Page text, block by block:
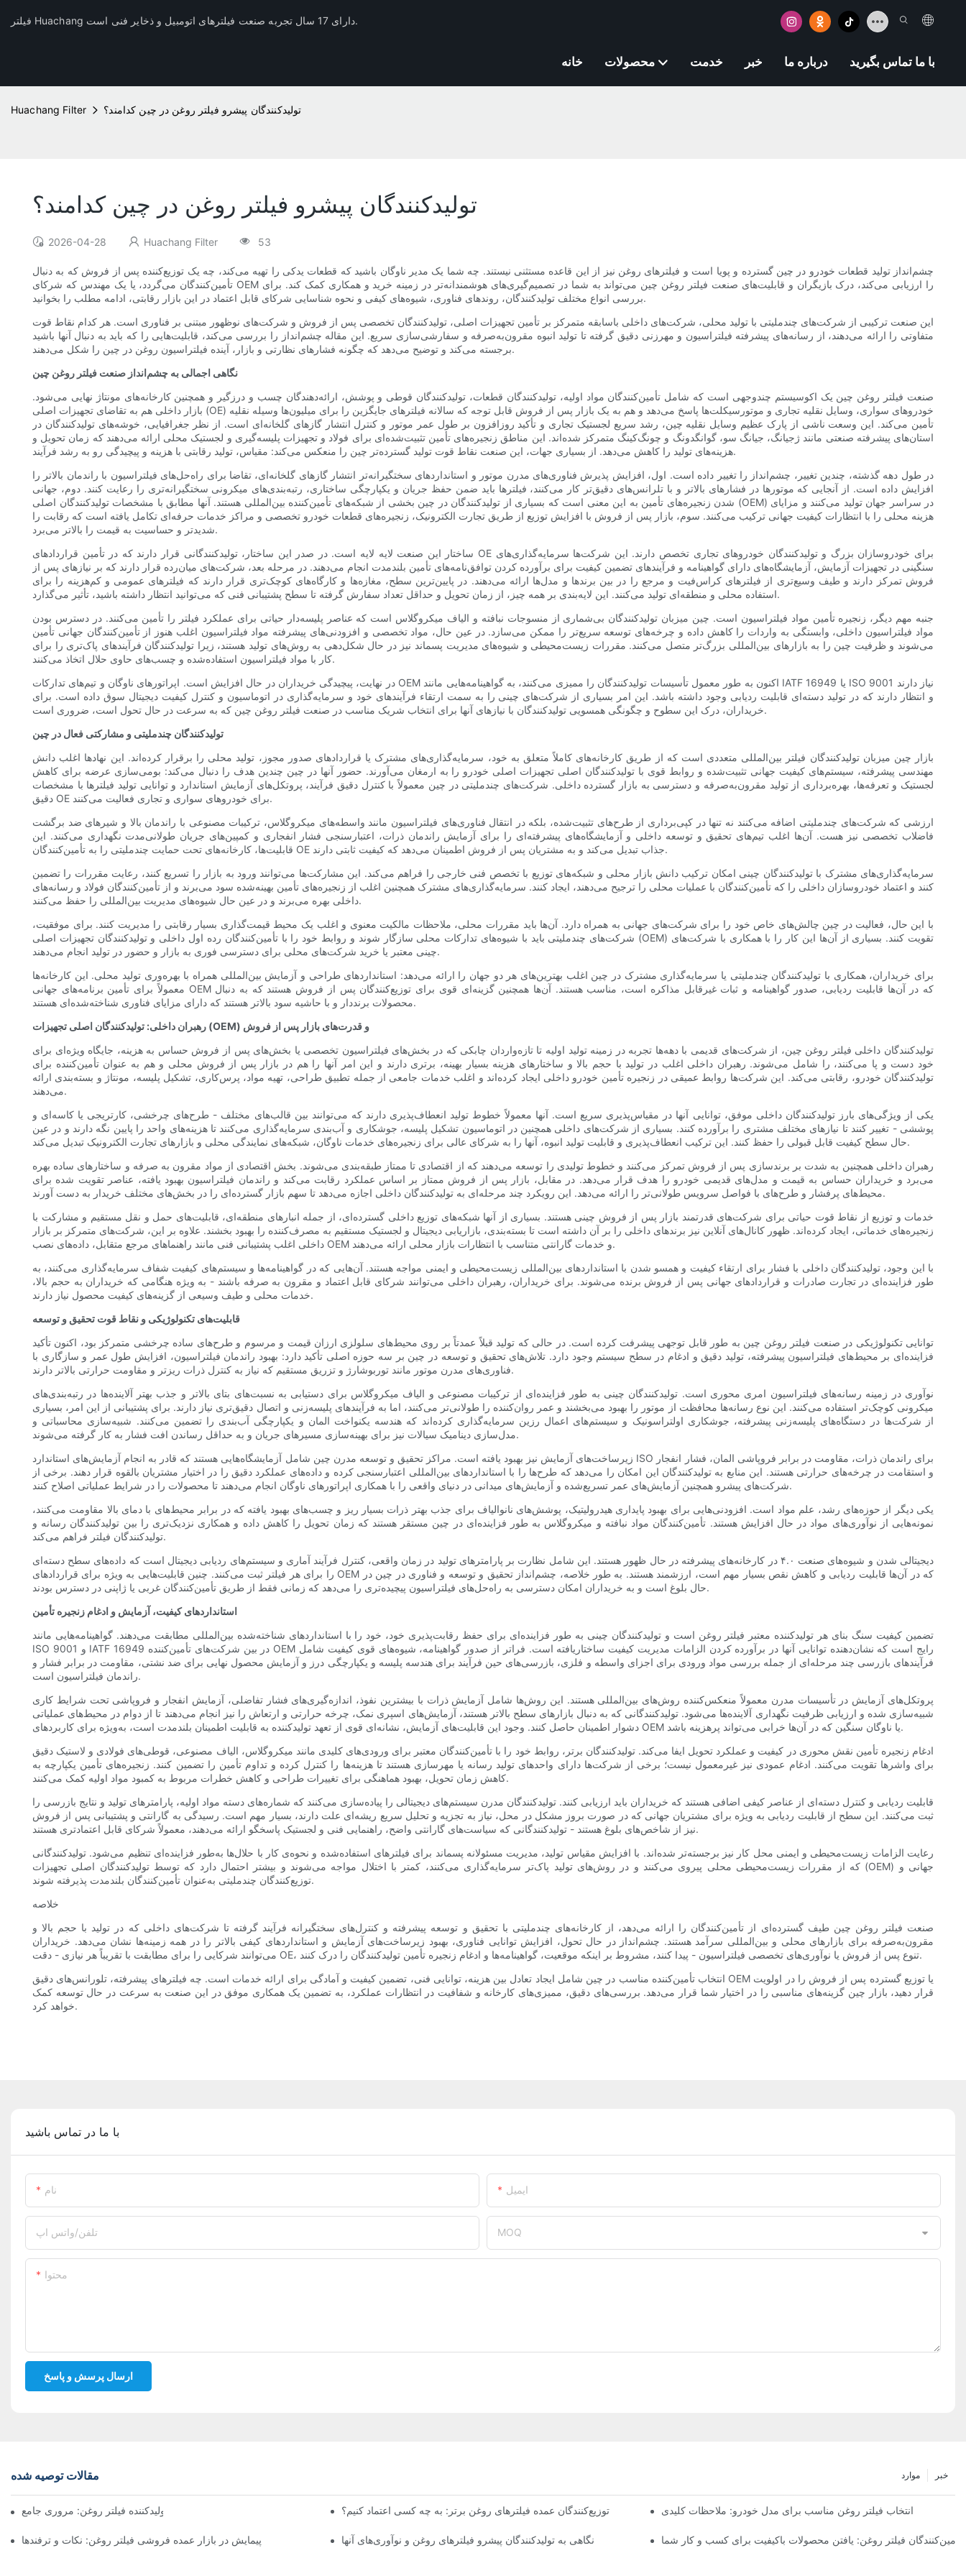
فیلتر Huachang دارای 17 سال تجربه صنعت فیلترهای اتومبیل و ذخایر فنی است.
خانه محصولات خدمت خبر درباره ما با ما تماس بگیرید
Huachang Filter تولیدکنندگان پیشرو فیلتر روغن در چین کدامند؟
تولیدکنندگان پیشرو فیلتر روغن در چین کدامند؟
2026-04-28 Huachang Filter 53
چشم‌انداز تولید قطعات خودرو در چین گسترده و پویا است و فیلترهای روغن نیز از این قاعده مستثنی نیستند. چه شما یک مدیر ناوگان باشید که قطعات یدکی را تهیه می‌کند، چه یک توزیع‌کننده پس از فروش که به دنبال
تأمین‌کنندگان می‌گردد، یا یک مهندس که شرکای OEM را ارزیابی می‌کند، درک بازیگران و قابلیت‌های صنعت فیلتر روغن چین می‌تواند به شما در تصمیم‌گیری‌های هوشمندانه‌تر در زمینه خرید و همکاری کمک کند. برای
بررسی انواع مختلف تولیدکنندگان، روندهای فناوری، شیوه‌های کیفی و نحوه شناسایی شرکای قابل اعتماد در این بازار رقابتی، ادامه مطلب را بخوانید.
این صنعت ترکیبی از شرکت‌های چندملیتی با تولید محلی، شرکت‌های داخلی باسابقه متمرکز بر تأمین تجهیزات اصلی، تولیدکنندگان تخصصی پس از فروش و شرکت‌های نوظهور مبتنی بر فناوری است. هر کدام نقاط قوت
متفاوتی را ارائه می‌دهند، از رسانه‌های پیشرفته فیلتراسیون و مهرزنی دقیق گرفته تا تولید انبوه مقرون‌به‌صرفه و سفارشی‌سازی سریع. این مقاله چشم‌انداز را بررسی می‌کند، قابلیت‌هایی را که باید به دنبال آنها باشید
برجسته می‌کند و توضیح می‌دهد که چگونه فشارهای نظارتی و بازار، آینده فیلتراسیون روغن در چین را شکل می‌دهند.
نگاهی اجمالی به چشم‌انداز صنعت فیلتر روغن چین
صنعت فیلتر روغن چین یک اکوسیستم چندوجهی است که شامل تأمین‌کنندگان مواد اولیه، تولیدکنندگان قطعات، تولیدکنندگان قوطی و پوشش، ارائه‌دهندگان چسب و درزگیر و همچنین کارخانه‌های مونتاژ نهایی می‌شود.
بازار داخلی هم به تقاضای تجهیزات اصلی (OE) خودروهای سواری، وسایل نقلیه تجاری و موتورسیکلت‌ها پاسخ می‌دهد و هم به یک بازار پس از فروش قابل توجه که سالانه فیلترهای جایگزین را برای میلیون‌ها وسیله نقلیه
تأمین می‌کند. این وسعت ناشی از پارک عظیم وسایل نقلیه چین، رشد سریع لجستیک تجاری و تأکید روزافزون بر طول عمر موتور و کنترل انتشار گازهای گلخانه‌ای است. از نظر جغرافیایی، خوشه‌های تولیدکنندگان در
استان‌های پیشرفته صنعتی مانند ژجیانگ، جیانگ سو، گوانگدونگ و چونگ‌کینگ متمرکز شده‌اند. این مناطق زنجیره‌های تأمین تثبیت‌شده‌ای برای فولاد و تجهیزات پلیسه‌گیری و لجستیک محلی ارائه می‌دهند که زمان تحویل و
هزینه‌های تولید را کاهش می‌دهد. از بسیاری جهات، این صنعت نقاط قوت تولید گسترده‌تر چین را منعکس می‌کند: مقیاس، تولید رقابتی با هزینه و پیچیدگی رو به رشد فرآیند.
در طول دهه گذشته، چندین تغییر، چشم‌انداز را تغییر داده است. اول، افزایش پذیرش فناوری‌های مدرن موتور و استانداردهای سختگیرانه‌تر انتشار گازهای گلخانه‌ای، تقاضا برای راه‌حل‌های فیلتراسیون با راندمان بالاتر را
افزایش داده است. از آنجایی که موتورها در فشارهای بالاتر و با تلرانس‌های دقیق‌تر کار می‌کنند، فیلترها باید ضمن حفظ جریان و یکپارچگی ساختاری، رتبه‌بندی‌های میکرونی سختگیرانه‌تری را رعایت کنند. دوم، جهانی
شدن زنجیره‌های تأمین به این معنی است که بسیاری از تولیدکنندگان در چین بخشی از شبکه‌های تأمین‌کننده بین‌المللی هستند. آنها مطابق با مشخصات تولیدکنندگان اصلی (OEM) در سراسر جهان تولید می‌کنند و مزایای
هزینه محلی را با انتظارات کیفیت جهانی ترکیب می‌کنند. سوم، بازار پس از فروش با افزایش توزیع از طریق تجارت الکترونیک، زنجیره‌های قطعات خودرو تخصصی و مراکز خدمات حرفه‌ای تکامل یافته است که رقابت را
شدیدتر و حساسیت به قیمت را بالاتر می‌برد.
ساختار این صنعت لایه لایه است. در صدر این ساختار، تولیدکنندگانی قرار دارند که در تأمین قراردادهای OE برای خودروسازان بزرگ و تولیدکنندگان خودروهای تجاری تخصص دارند. این شرکت‌ها سرمایه‌گذاری‌های
سنگینی در تجهیزات آزمایش، آزمایشگاه‌های دارای گواهینامه و فرآیندهای تضمین کیفیت برای برآورده کردن توافق‌نامه‌های تأمین بلندمدت انجام می‌دهند. در مرحله بعد، شرکت‌های میان‌رده قرار دارند که بر نیازهای پس از
فروش تمرکز دارند و طیف وسیع‌تری از فیلترهای کراس‌فیت و مرجع را در بین برندها و مدل‌ها ارائه می‌دهند. در پایین‌ترین سطح، مغازه‌ها و کارگاه‌های کوچک‌تری قرار دارند که فیلترهای عمومی و کم‌هزینه را برای
استفاده محلی و منطقه‌ای تولید می‌کنند. این لایه‌بندی بر همه چیز، از زمان تحویل و حداقل تعداد سفارش گرفته تا سطح پشتیبانی فنی که می‌توانید انتظار داشته باشید، تأثیر می‌گذارد.
جنبه مهم دیگر، زنجیره تأمین مواد فیلتراسیون است. چین میزبان تولیدکنندگان بی‌شماری از منسوجات نبافته و الیاف میکروگلاس است که عناصر پلیسه‌دار حیاتی برای عملکرد فیلتر را تأمین می‌کنند. در دسترس بودن
مواد فیلتراسیون داخلی، وابستگی به واردات را کاهش داده و چرخه‌های توسعه سریع‌تر را ممکن می‌سازد. در عین حال، مواد تخصصی و افزودنی‌های پیشرفته مواد فیلتراسیون اغلب هنوز از تأمین‌کنندگان جهانی تأمین
می‌شوند و ظرفیت چین را به بازارهای بین‌المللی بزرگ‌تر متصل می‌کنند. مقررات زیست‌محیطی و شیوه‌های مدیریت پسماند نیز در حال شکل‌دهی به روش‌های تولید هستند، زیرا تولیدکنندگان فرآیندهای پاک‌تری را برای
کار با مواد فیلتراسیون استفاده‌شده و چسب‌های حاوی حلال اتخاذ می‌کنند.
در نهایت، پیچیدگی خریداران در حال افزایش است. اپراتورهای ناوگان و تیم‌های تدارکات OEM اکنون به طور معمول تأسیسات تولیدکنندگان را ممیزی می‌کنند، به گواهینامه‌هایی مانند IATF 16949 یا ISO 9001 نیاز دارند
و انتظار دارند که در تولید دسته‌ای قابلیت ردیابی وجود داشته باشد. این امر بسیاری از شرکت‌های چینی را به سمت ارتقاء فرآیندهای خود و سرمایه‌گذاری در اتوماسیون و کنترل کیفیت دیجیتال سوق داده است. برای
خریداران، درک این سطوح و چگونگی همسویی تولیدکنندگان با نیازهای آنها برای انتخاب شریک مناسب در صنعت فیلتر روغن چین که به سرعت در حال تحول است، ضروری است.
تولیدکنندگان چندملیتی و مشارکتی فعال در چین
بازار چین میزبان تولیدکنندگان فیلتر بین‌المللی متعددی است که از طریق کارخانه‌های کاملاً متعلق به خود، سرمایه‌گذاری‌های مشترک یا قراردادهای صدور مجوز، تولید محلی را برقرار کرده‌اند. این نهادها اغلب دانش
مهندسی پیشرفته، سیستم‌های کیفیت جهانی تثبیت‌شده و روابط قوی با تولیدکنندگان اصلی تجهیزات اصلی خودرو را به ارمغان می‌آورند. حضور آنها در چین چندین هدف را دنبال می‌کند: بومی‌سازی عرضه برای کاهش
لجستیک و تعرفه‌ها، بهره‌برداری از تولید مقرون‌به‌صرفه و دسترسی به بازار گسترده داخلی. شرکت‌های چندملیتی در چین معمولاً با کنترل دقیق فرآیند، پروتکل‌های آزمایش استاندارد و توانایی تولید فیلترها با مشخصات
دقیق OE برای خودروهای سواری و تجاری فعالیت می‌کنند.
ارزشی که شرکت‌های چندملیتی اضافه می‌کنند نه تنها در کپی‌برداری از طرح‌های تثبیت‌شده، بلکه در انتقال فناوری‌های فیلتراسیون مانند واسطه‌های میکروگلاس، ترکیبات مصنوعی با راندمان بالا و شیرهای ضد برگشت
فاضلاب تخصصی نیز هست. آن‌ها اغلب تیم‌های تحقیق و توسعه داخلی و آزمایشگاه‌های پیشرفته‌ای را برای آزمایش راندمان ذرات، اعتبارسنجی فشار انفجاری و کمپین‌های جریان طولانی‌مدت نگهداری می‌کنند. این
قابلیت‌ها، کارخانه‌های تحت حمایت چندملیتی را به تأمین‌کنندگان OE جذاب تبدیل می‌کند و به مشتریان پس از فروش اطمینان می‌دهد که کیفیت ثابتی دارند.
سرمایه‌گذاری‌های مشترک با تولیدکنندگان چینی امکان ترکیب دانش بازار محلی و شبکه‌های توزیع با تخصص فنی خارجی را فراهم می‌کند. این مشارکت‌ها می‌توانند ورود به بازار را تسریع کنند، رعایت مقررات را تضمین
کنند و اعتماد خودروسازان داخلی را که تأمین‌کنندگان با عملیات محلی را ترجیح می‌دهند، ایجاد کنند. سرمایه‌گذاری‌های مشترک همچنین اغلب از زنجیره‌های تأمین بهینه‌شده سود می‌برند و از تأمین‌کنندگان فولاد و رسانه‌های
داخلی بهره می‌برند و در عین حال شیوه‌های مدیریت بین‌المللی را حفظ می‌کنند.
با این حال، فعالیت در چین چالش‌های خاص خود را برای شرکت‌های جهانی به همراه دارد. آن‌ها باید مقررات محلی، ملاحظات مالکیت معنوی و اغلب یک محیط قیمت‌گذاری بسیار رقابتی را مدیریت کنند. برای موفقیت،
شرکت‌های چندملیتی باید با شیوه‌های تدارکات محلی سازگار شوند و روابط خود را با تأمین‌کنندگان رده اول داخلی و تولیدکنندگان تجهیزات اصلی (OEM) تقویت کنند. بسیاری از آن‌ها این کار را با همکاری با شرکت‌های
چینی معتبر یا خرید شرکت‌های محلی برای دسترسی فوری به بازار و حضور در تولید انجام می‌دهند.
برای خریداران، همکاری با تولیدکنندگان چندملیتی یا سرمایه‌گذاری مشترک در چین اغلب بهترین‌های هر دو جهان را ارائه می‌دهد: استانداردهای طراحی و آزمایش بین‌المللی همراه با بهره‌وری تولید محلی. این کارخانه‌ها
معمولاً برای تأمین برنامه‌های جهانی OEM که در آن‌ها قابلیت ردیابی، صدور گواهینامه و ثبات غیرقابل مذاکره است، مناسب هستند. آن‌ها همچنین گزینه‌ای قوی برای توزیع‌کنندگان پس از فروش هستند که به دنبال
محصولات برنددار و با حاشیه سود بالاتر هستند که دارای مزایای فناوری شناخته‌شده‌ای هستند.
رهبران داخلی: تولیدکنندگان اصلی تجهیزات (OEM) و قدرت‌های بازار پس از فروش
تولیدکنندگان داخلی فیلتر روغن چین، از شرکت‌های قدیمی با دهه‌ها تجربه در زمینه تولید اولیه تا تازه‌واردان چابکی که در بخش‌های فیلتراسیون تخصصی یا بخش‌های پس از فروش حساس به هزینه، جایگاه ویژه‌ای برای
خود دست و پا می‌کنند، را شامل می‌شوند. رهبران داخلی اغلب در تولید با حجم بالا و ساختارهای هزینه بسیار بهینه، برتری دارند و این امر آنها را هم در بازار پس از فروش محلی و هم به عنوان تأمین‌کننده برای
تولیدکنندگان خودرو، رقابتی می‌کند. این شرکت‌ها روابط عمیقی در زنجیره تأمین خودرو داخلی ایجاد کرده‌اند و اغلب خدمات جامعی از جمله تطبیق طراحی، تهیه مواد، پرس‌کاری، تشکیل پلیسه، مونتاژ و بسته‌بندی ارائه
می‌دهند.
یکی از ویژگی‌های بارز تولیدکنندگان داخلی موفق، توانایی آنها در مقیاس‌پذیری سریع است. آنها معمولاً خطوط تولید انعطاف‌پذیری دارند که می‌توانند بین قالب‌های مختلف - طرح‌های چرخشی، کارتریجی یا کاسه‌ای و
پوششی - تغییر کنند تا نیازهای مختلف مشتری را برآورده کنند. بسیاری از شرکت‌های داخلی همچنین در اتوماسیون تشکیل پلیسه، جوشکاری و آب‌بندی سرمایه‌گذاری می‌کنند تا هزینه‌های واحد را پایین نگه دارند و در عین
حال سطح کیفیت قابل قبولی را حفظ کنند. این ترکیب انعطاف‌پذیری و قابلیت تولید انبوه، آنها را به شرکای عالی برای زنجیره‌های خدمات ناوگان، شبکه‌های نمایندگی محلی و بازارهای تجارت الکترونیک تبدیل می‌کند.
رهبران داخلی همچنین به شدت بر برندسازی پس از فروش تمرکز می‌کنند و خطوط تولیدی را توسعه می‌دهند که از اقتصادی تا ممتاز طبقه‌بندی می‌شوند. بخش اقتصادی از مواد مقرون به صرفه و ساختارهای ساده بهره
می‌برد و خریداران حساس به قیمت و مدل‌های قدیمی خودرو را هدف قرار می‌دهد. در مقابل، بازار پس از فروش ممتاز بر اساس عملکرد رقابت می‌کند و راندمان فیلتراسیون بهبود یافته، عناصر تقویت شده برای
محیط‌های پرفشار و طرح‌های با فواصل سرویس طولانی‌تر را ارائه می‌دهد. این رویکرد چند مرحله‌ای به تولیدکنندگان داخلی اجازه می‌دهد تا سهم بازار گسترده‌ای را در بخش‌های مختلف خریدار به دست آورند.
خدمات و توزیع از نقاط قوت حیاتی برای شرکت‌های قدرتمند بازار پس از فروش چینی هستند. بسیاری از آنها شبکه‌های توزیع داخلی گسترده‌ای، از جمله انبارهای منطقه‌ای، قابلیت‌های حمل و نقل مستقیم و مشارکت با
زنجیره‌های خدماتی، ایجاد کرده‌اند. ظهور کانال‌های آنلاین نیز برندهای داخلی را بر آن داشته است تا بسته‌بندی، بازاریابی دیجیتال و لجستیک مستقیم به مصرف‌کننده را بهبود بخشند. علاوه بر این، شرکت‌های متمرکز بر بازار
داخلی اغلب پشتیبانی فنی مانند راهنماهای مرجع متقابل، داده‌های نصب OEM و خدمات گارانتی متناسب با انتظارات بازار محلی ارائه می‌دهند.
با این وجود، تولیدکنندگان داخلی با فشار برای ارتقاء کیفیت و همسو شدن با استانداردهای بین‌المللی زیست‌محیطی و ایمنی مواجه هستند. آن‌هایی که در گواهینامه‌ها و سیستم‌های کیفیت شفاف سرمایه‌گذاری می‌کنند، به
طور فزاینده‌ای در تجارت صادرات و قراردادهای جهانی پس از فروش برنده می‌شوند. برای خریداران، رهبران داخلی می‌توانند شرکای قابل اعتماد و مقرون به صرفه باشند - به ویژه هنگامی که خریداران به حجم بالا،
خدمات محلی و طیف وسیعی از گزینه‌های کیفیت محصول نیاز دارند.
قابلیت‌های تکنولوژیکی و نقاط قوت تحقیق و توسعه
توانایی تکنولوژیکی در صنعت فیلتر روغن چین به طور قابل توجهی پیشرفت کرده است. در حالی که تولید قبلاً عمدتاً بر روی محیط‌های سلولزی ارزان قیمت و مرسوم و طرح‌های ساده چرخشی متمرکز بود، اکنون تأکید
فزاینده‌ای بر محیط‌های فیلتراسیون پیشرفته، تولید دقیق و ادغام در سطح سیستم وجود دارد. تلاش‌های تحقیق و توسعه در چین بر سه حوزه اصلی تأکید دارد: بهبود راندمان فیلتراسیون، افزایش طول عمر و سازگاری با
فناوری‌های مدرن موتور مانند توربوشارژ و تزریق مستقیم که نیاز به کنترل ذرات ریزتر و مقاومت حرارتی بالاتر دارند.
نوآوری در زمینه رسانه‌های فیلتراسیون امری محوری است. تولیدکنندگان چینی به طور فزاینده‌ای از ترکیبات مصنوعی و الیاف میکروگلاس برای دستیابی به نسبت‌های بتای بالاتر و جذب بهتر آلاینده‌ها در رتبه‌بندی‌های
میکرونی کوچک‌تر استفاده می‌کنند. این نوع رسانه‌ها محافظت از موتور را بهبود می‌بخشند و عمر روان‌کننده را طولانی‌تر می‌کنند، اما به فرآیندهای پلیسه‌زنی و اتصال دقیق‌تری نیاز دارند. برای پشتیبانی از این امر، بسیاری
از شرکت‌ها در دستگاه‌های پلیسه‌زنی پیشرفته، جوشکاری اولتراسونیک و سیستم‌های اعمال رزین سرمایه‌گذاری کرده‌اند که هندسه یکنواخت المان و یکپارچگی آب‌بندی را تضمین می‌کنند. شبیه‌سازی محاسباتی و
مدل‌سازی دینامیک سیالات نیز برای بهینه‌سازی مسیرهای جریان و به حداقل رساندن افت فشار به کار گرفته می‌شوند.
زیرساخت‌های آزمایش نیز بهبود یافته است. مراکز تحقیق و توسعه مدرن چین شامل آزمایشگاه‌هایی هستند که قادر به انجام آزمایش‌های استاندارد ISO برای راندمان ذرات، مقاومت در برابر فروپاشی المان، فشار انفجار
و استقامت در چرخه‌های حرارتی هستند. این منابع به تولیدکنندگان این امکان را می‌دهد که طرح‌ها را با استانداردهای بین‌المللی اعتبارسنجی کرده و داده‌های عملکرد دقیق را در اختیار مشتریان بالقوه قرار دهند. برخی از
شرکت‌های پیشرو همچنین آزمایش‌های عمر تسریع‌شده و آزمایش‌های میدانی در دنیای واقعی را با همکاری اپراتورهای ناوگان انجام می‌دهند تا محصولات را در شرایط عملیاتی اصلاح کنند.
یکی دیگر از حوزه‌های رشد، علم مواد است. افزودنی‌هایی برای بهبود پایداری هیدرولیتیک، پوشش‌های نانوالیاف برای جذب بهتر ذرات بسیار ریز و چسب‌های بهبود یافته که در برابر محیط‌های با دمای بالا مقاومت می‌کنند،
نمونه‌هایی از نوآوری‌های مواد در حال افزایش هستند. تأمین‌کنندگان مواد نبافته و میکروگلاس به طور فزاینده‌ای در چین مستقر هستند که زمان تحویل را کاهش داده و همکاری نزدیک‌تری را بین تولیدکنندگان رسانه و
تولیدکنندگان فیلتر فراهم می‌کند.
دیجیتالی شدن و شیوه‌های صنعت ۴.۰ در کارخانه‌های پیشرفته در حال ظهور هستند. این شامل نظارت بر پارامترهای تولید در زمان واقعی، کنترل فرآیند آماری و سیستم‌های ردیابی دیجیتال است که داده‌های سطح دسته‌ای
را برای هر فیلتر ثبت می‌کنند. چنین قابلیت‌هایی به ویژه برای قراردادهای OEM که در آن‌ها قابلیت ردیابی و کاهش نقص بسیار مهم است، ارزشمند هستند. به طور خلاصه، چشم‌انداز تحقیق و توسعه و فناوری در چین در
حال بلوغ است و به خریداران امکان دسترسی به راه‌حل‌های فیلتراسیون پیچیده‌تری را می‌دهد که زمانی فقط از طریق تأمین‌کنندگان غربی یا ژاپنی در دسترس بودند.
استانداردهای کیفیت، آزمایش و ادغام زنجیره تأمین
تضمین کیفیت سنگ بنای هر تولیدکننده معتبر فیلتر روغن است و تولیدکنندگان چینی به طور فزاینده‌ای برای حفظ رقابت‌پذیری خود، خود را با استانداردهای شناخته‌شده بین‌المللی مطابقت می‌دهند. گواهینامه‌هایی مانند
ISO 9001 و IATF 16949 در بین شرکت‌های تأمین‌کننده OEM رایج است که نشان‌دهنده توانایی آنها در برآورده کردن الزامات مدیریت کیفیت ساختاریافته است. فراتر از صدور گواهینامه، شیوه‌های قوی کیفیت شامل
فرآیندهای بازرسی چند مرحله‌ای از جمله بررسی مواد ورودی برای اجزای واسطه و فلزی، بازرسی‌های حین فرآیند برای هندسه پلیسه و یکپارچگی درز و آزمایش محصول نهایی برای ضد نشتی، مقاومت در برابر فشار و
راندمان فیلتراسیون است.
پروتکل‌های آزمایش در تأسیسات مدرن معمولاً منعکس‌کننده روش‌های بین‌المللی هستند. این روش‌ها شامل آزمایش ذرات با بیشترین نفوذ، اندازه‌گیری‌های فشار تفاضلی، آزمایش انفجار و فروپاشی تحت شرایط کاری
شبیه‌سازی شده و ارزیابی ظرفیت نگهداری آلاینده‌ها می‌شود. تولیدکنندگانی که به دنبال بازارهای سطح بالاتر هستند، آزمایش‌های اسپری نمک، چرخه حرارتی و ارتعاش را نیز انجام می‌دهند تا از دوام در محیط‌های عملیاتی
دشوار اطمینان حاصل کنند. وجود این قابلیت‌های آزمایش، نشانه‌ای قوی از تعهد تولیدکننده به قابلیت اطمینان بلندمدت است، به‌ویژه برای کاربردهای OEM یا ناوگان سنگین که در آن‌ها خرابی می‌تواند پرهزینه باشد.
ادغام زنجیره تأمین نقش محوری در کیفیت و عملکرد تحویل ایفا می‌کند. تولیدکنندگان برتر، روابط خود را با تأمین‌کنندگان معتبر برای ورودی‌های کلیدی مانند میکروگلاس، الیاف مصنوعی، قوطی‌های فولادی و لاستیک دقیق
برای واشرها تقویت می‌کنند. ادغام عمودی نیز غیرمعمول نیست؛ برخی از شرکت‌ها دارای واحدهای تولید رسانه یا مهرسازی هستند تا هزینه‌ها را کنترل کرده و تداوم تأمین را تضمین کنند. زنجیره‌های تأمین یکپارچه به
کاهش زمان تحویل، بهبود هماهنگی برای تغییرات طراحی و کاهش خطرات مربوط به کمبود مواد اولیه کمک می‌کنند.
قابلیت ردیابی و کنترل دسته‌ای از عناصر کیفی اضافی هستند که خریداران باید ارزیابی کنند. تولیدکنندگان مدرن سیستم‌های دیجیتالی را پیاده‌سازی می‌کنند که شماره‌های دسته مواد اولیه، پارامترهای تولید و نتایج بازرسی را
ثبت می‌کنند. این سطح از قابلیت ردیابی به ویژه برای مشتریان جهانی که در صورت بروز مشکل در محل، نیاز به تجزیه و تحلیل سریع ریشه‌ای علت دارند، بسیار مهم است. رسیدگی به گارانتی و پشتیبانی پس از فروش
نیز از شاخص‌های بلوغ هستند - تولیدکنندگانی که سیاست‌های گارانتی واضح، راهنمایی فنی و لجستیک پاسخگو ارائه می‌دهند، معمولاً شرکای قابل اعتمادتری هستند.
رعایت الزامات زیست‌محیطی و ایمنی محل کار نیز برجسته‌تر شده‌اند. با افزایش مقیاس تولید، مدیریت مسئولانه پسماند برای فیلترهای استفاده‌شده و نحوه‌ی کار با حلال‌ها به‌طور فزاینده‌ای تنظیم می‌شود. تولیدکنندگانی
که از مقررات زیست‌محیطی محلی پیروی می‌کنند و در روش‌های تولید پاک‌تر سرمایه‌گذاری می‌کنند، کمتر با اختلال مواجه می‌شوند و بیشتر احتمال دارد که توسط تولیدکنندگان اصلی تجهیزات (OEM) جهانی و
توزیع‌کنندگان چندملیتی به‌عنوان تأمین‌کنندگان بلندمدت پذیرفته شوند.
خلاصه
صنعت فیلتر روغن چین طیف گسترده‌ای از تأمین‌کنندگان را ارائه می‌دهد، از کارخانه‌های چندملیتی با تحقیق و توسعه پیشرفته و کنترل‌های سختگیرانه فرآیند گرفته تا شرکت‌های داخلی که در تولید با حجم بالا و
مقرون‌به‌صرفه برای بازارهای محلی و بین‌المللی سرآمد هستند. چشم‌انداز در حال تحول، افزایش توانایی فناوری، بهبود زیرساخت‌های آزمایش و استانداردهای کیفی بالاتر را در همه زمینه‌ها نشان می‌دهد. خریداران
می‌توانند شرکایی را برای مطابقت با تقریباً هر نیازی - دقت OE، تنوع پس از فروش یا نوآوری‌های تخصصی فیلتراسیون - پیدا کنند، مشروط بر اینکه موقعیت، گواهینامه‌ها و ادغام زنجیره تأمین تولیدکنندگان را درک کنند.
انتخاب تأمین‌کننده مناسب در چین شامل ایجاد تعادل بین هزینه، توانایی فنی، تضمین کیفیت و آمادگی برای ارائه خدمات است. چه فیلترهای پیشرفته، تلورانس‌های دقیق OEM یا توزیع گسترده پس از فروش را در اولویت
قرار دهید، بازار چین گزینه‌های مناسبی را در اختیار شما قرار می‌دهد. بررسی‌های دقیق، ممیزی‌های کارخانه و شفافیت در انتظارات عملکرد، به تضمین یک همکاری موفق در این صنعت به سرعت در حال توسعه کمک
خواهد کرد.
با ما در تماس باشید
نام ایمیل
تلفن/واتس اپ MOQ
محتوا
ارسال پرسش و پاسخ
مقالات توصیه شده خبر موارد
شرکت‌های برتر تولیدکننده فیلتر روغن: مروری جامع توزیع‌کنندگان عمده فیلترهای روغن برتر: به چه کسی اعتماد کنیم؟ انتخاب فیلتر روغن مناسب برای مدل خودرو: ملاحظات کلیدی
پیمایش در بازار عمده فروشی فیلتر روغن: نکات و ترفندها نگاهی به تولیدکنندگان پیشرو فیلترهای روغن و نوآوری‌های آنها تامین‌کنندگان فیلتر روغن: یافتن محصولات باکیفیت برای کسب و کار شما